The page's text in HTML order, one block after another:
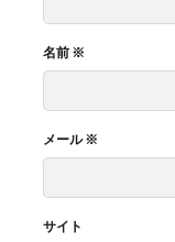
名前 ※
メール※
サイト